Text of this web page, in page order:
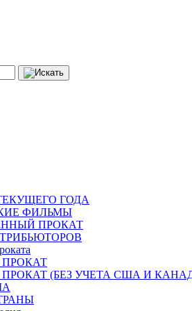
ГОДА
ФИЛЬМЫ
ПРОКАТ
(БЕЗ УЧЕТА США И